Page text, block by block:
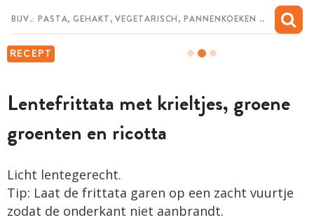
RECEPT
Lentefrittata met krieltjes, groene
groenten en ricotta
Licht lentegerecht.
Tip: Laat de frittata garen op een zacht vuurtje
zodat de onderkant niet aanbrandt.
MIJN BEWAARDE RECEPTEN